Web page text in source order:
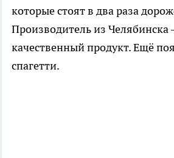
которые стоят в два раза
Производитель из
качественный продукт. Ещё
спагетти.